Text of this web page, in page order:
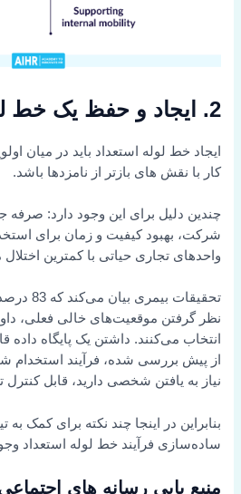
2. ایجاد و حفظ یک خط لوله نامزد قوی
ایجاد خط لوله استعداد باید در میان
کار با نقش های بازتر از نامزدها باشد.
چندین دلیل برای این وجود دارد: صرفه
شرکت، بهبود کیفیت و زمان برای
واحدهای تجاری حیاتی با کمترین
تحقیقات
نظر گرفتن موقعیت‌های خالی فعلی،
انتخاب می‌کنند. داشتن یک پایگاه داده
از پیش بررسی شده، فرآیند استخدام
نیاز به یافتن شخصی دارید، قابل کنترل
بنابراین در اینجا چند نکته برای کمک به
ساده‌سازی فرآیند خط لوله استعداد
منبع یابی رسانه های